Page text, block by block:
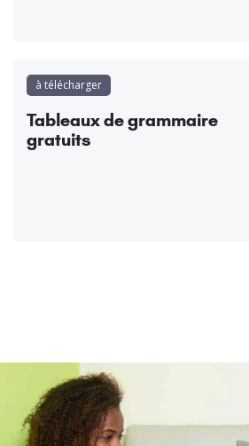
à télécharger
Tableaux de grammaire
gratuits